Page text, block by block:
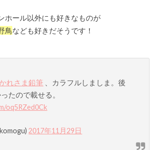
ホール以外にも好きなものが
鳥なども好きだそうです！
れさま鉛筆 、カラフルしましま。後
たので載せる。
oq5RZed0Ck
2017年11月29日